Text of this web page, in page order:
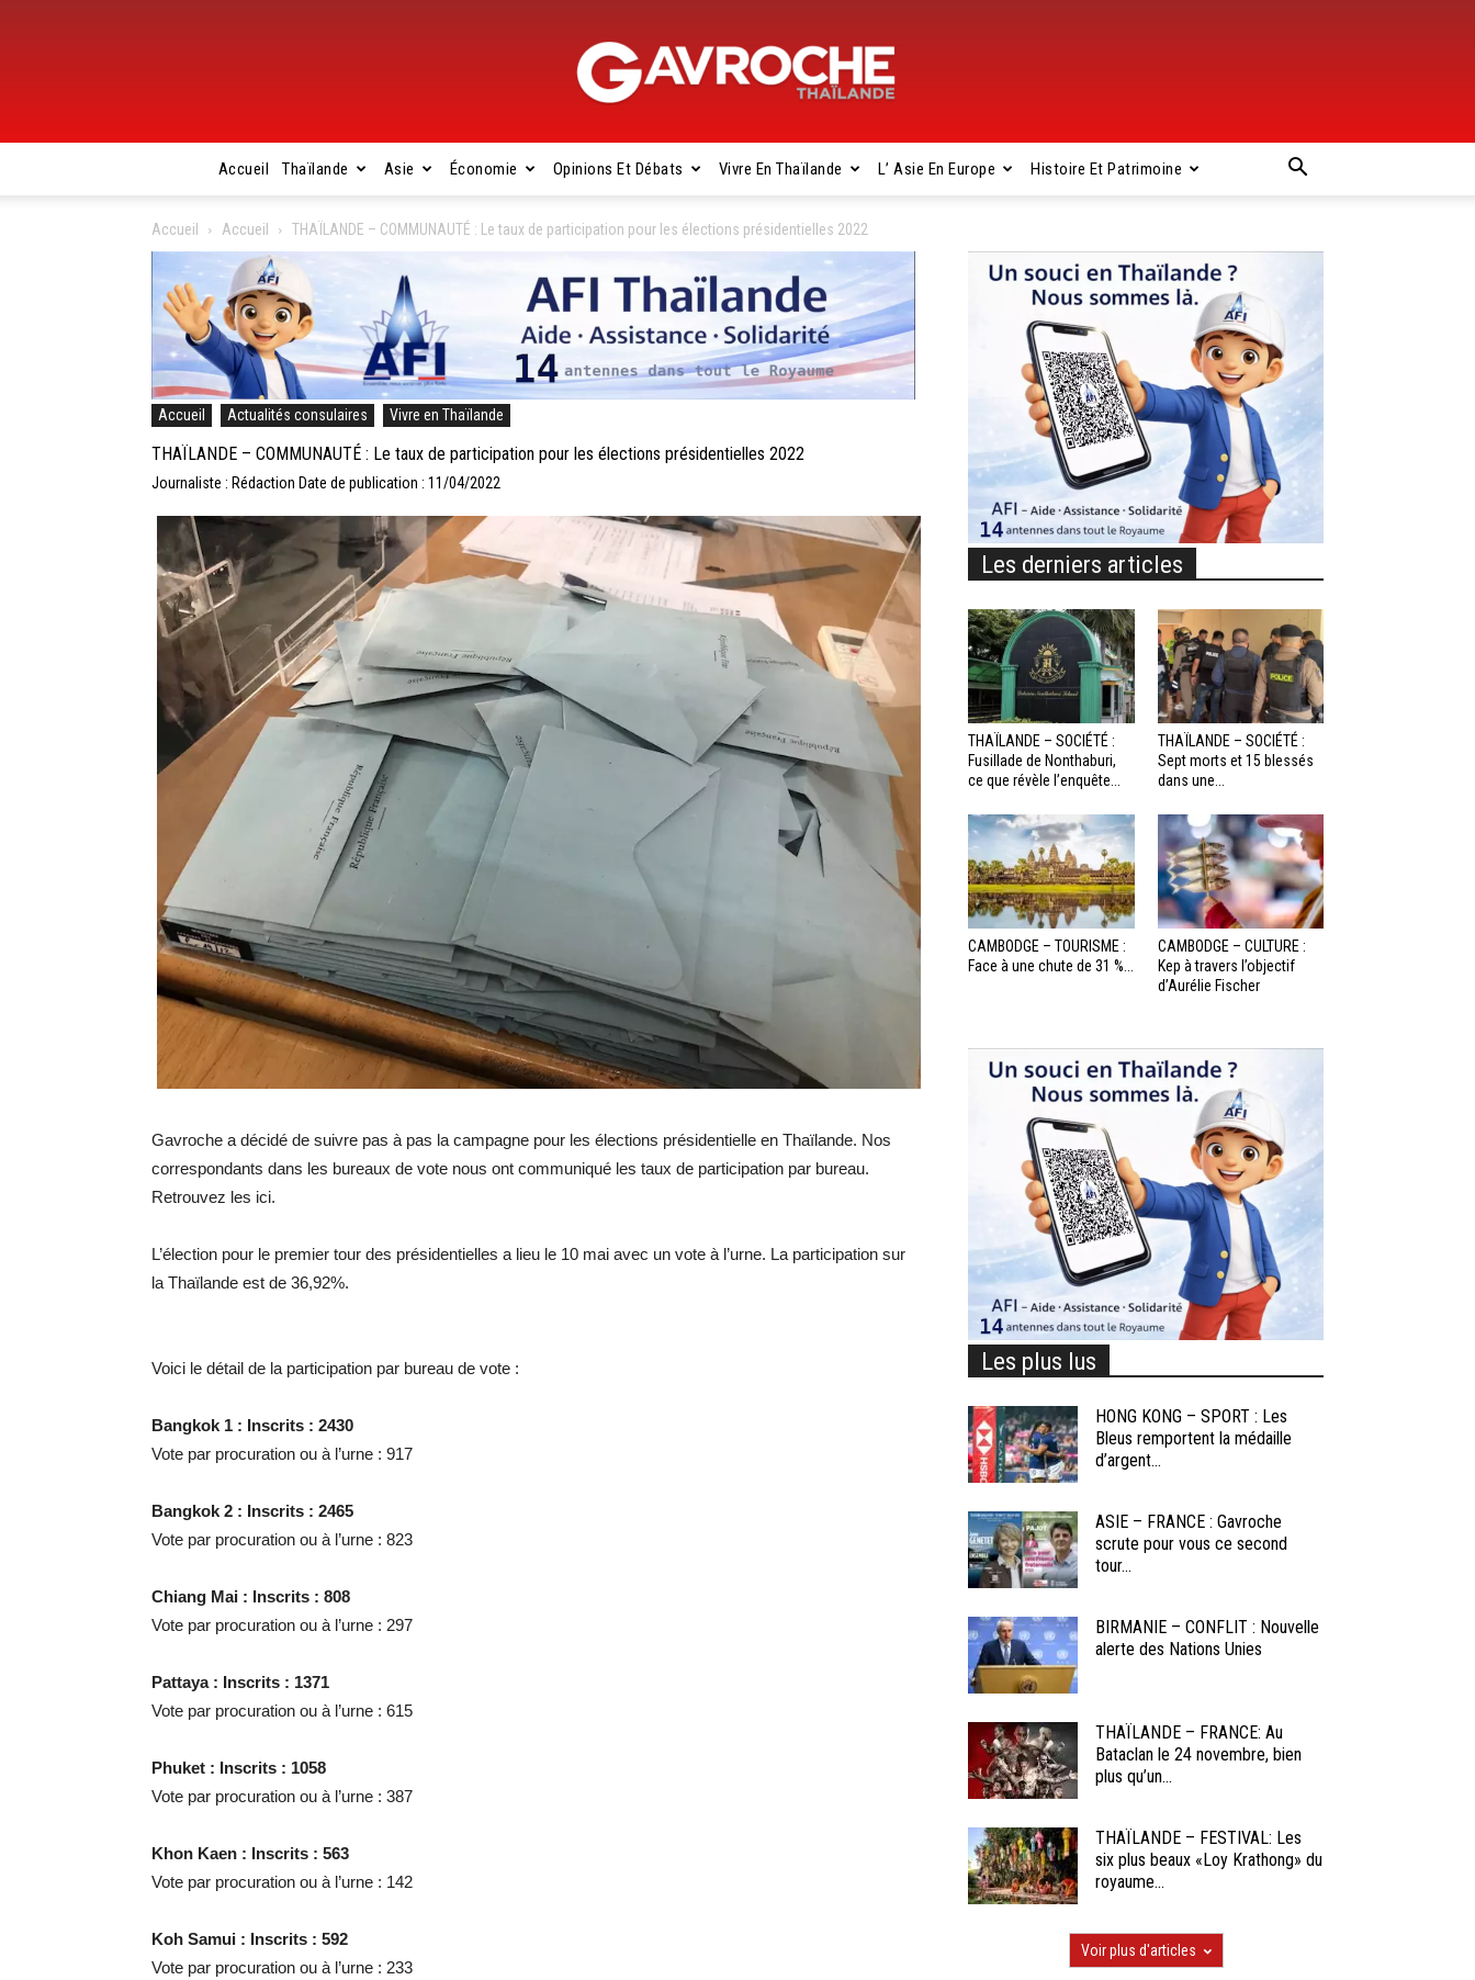
Gavroche
Thaïlande
Accueil Thaïlande Asie Économie Opinions Et Débats Vivre En Thaïlande L’ Asie En Europe Histoire Et Patrimoine
Accueil Accueil THAÏLANDE – COMMUNAUTÉ : Le taux de participation pour les élections présidentielles 2022
Accueil Actualités consulaires Vivre en Thaïlande
THAÏLANDE – COMMUNAUTÉ : Le taux de participation pour les élections présidentielles 2022
Journaliste : Rédaction Date de publication : 11/04/2022
Gavroche a décidé de suivre pas à pas la campagne pour les élections présidentielle en Thaïlande. Nos
correspondants dans les bureaux de vote nous ont communiqué les taux de participation par bureau.
Retrouvez les ici.
L’élection pour le premier tour des présidentielles a lieu le 10 mai avec un vote à l’urne. La participation sur
la Thaïlande est de 36,92%.
Voici le détail de la participation par bureau de vote :
Bangkok 1 : Inscrits : 2430
Vote par procuration ou à l’urne : 917
Bangkok 2 : Inscrits : 2465
Vote par procuration ou à l’urne : 823
Chiang Mai : Inscrits : 808
Vote par procuration ou à l’urne : 297
Pattaya : Inscrits : 1371
Vote par procuration ou à l’urne : 615
Phuket : Inscrits : 1058
Vote par procuration ou à l’urne : 387
Khon Kaen : Inscrits : 563
Vote par procuration ou à l’urne : 142
Koh Samui : Inscrits : 592
Vote par procuration ou à l’urne : 233
Les derniers articles
THAÏLANDE – SOCIÉTÉ :
Fusillade de Nonthaburi,
ce que révèle l’enquête...
THAÏLANDE – SOCIÉTÉ :
Sept morts et 15 blessés
dans une...
CAMBODGE – TOURISME :
Face à une chute de 31 %...
CAMBODGE – CULTURE :
Kep à travers l’objectif
d’Aurélie Fischer
Les plus lus
HONG KONG – SPORT : Les
Bleus remportent la médaille
d’argent...
ASIE – FRANCE : Gavroche
scrute pour vous ce second
tour...
BIRMANIE – CONFLIT : Nouvelle
alerte des Nations Unies
THAÏLANDE – FRANCE: Au
Bataclan le 24 novembre, bien
plus qu’un...
THAÏLANDE – FESTIVAL: Les
six plus beaux «Loy Krathong» du
royaume...
Voir plus d'articles